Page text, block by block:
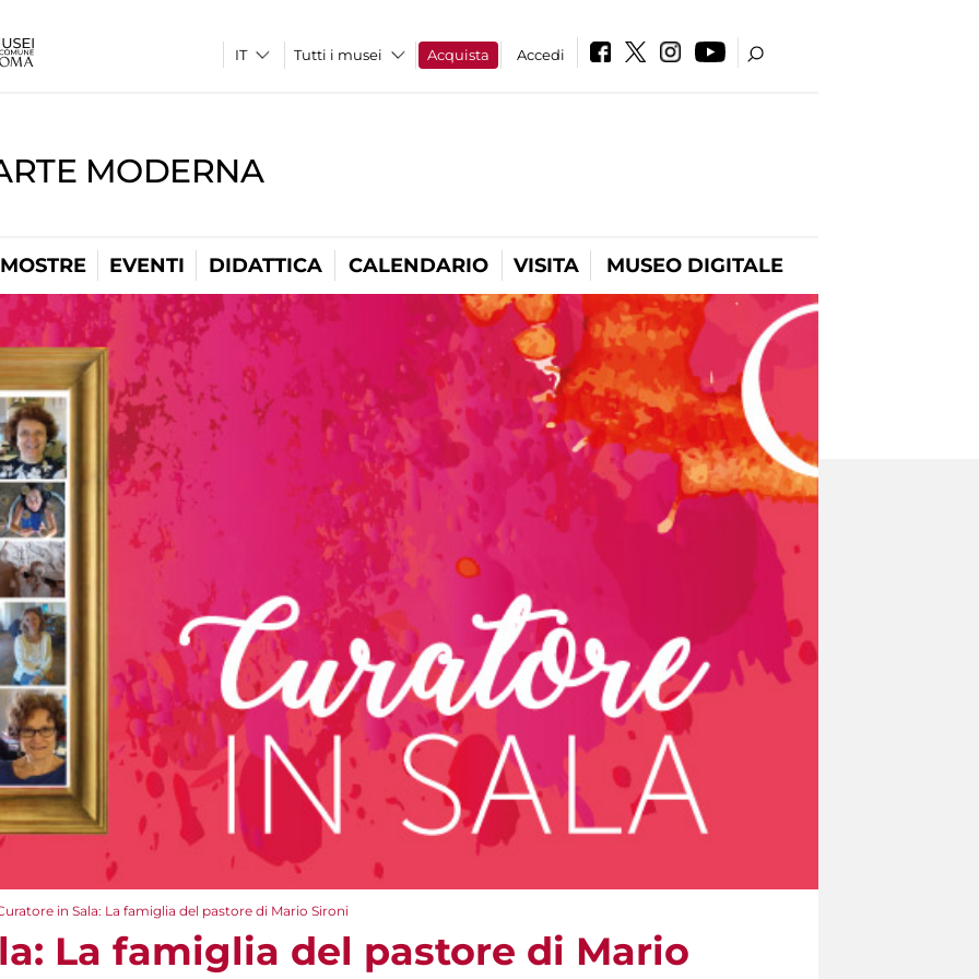
Tutti i musei Acquista Accedi
MODERNA
MOSTRE EVENTI DIDATTICA CALENDARIO VISITA MUSEO DIGITALE
in Sala: La famiglia del pastore di Mario Sironi
La famiglia del pastore di Mario